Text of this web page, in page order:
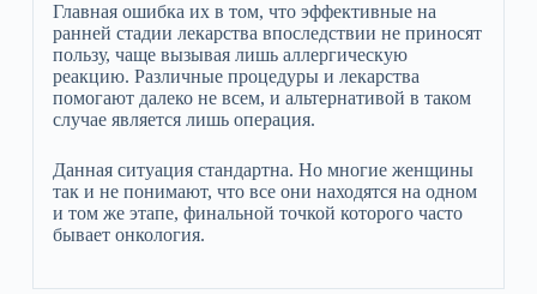
Главная ошибка их в том, что эффективные на
ранней стадии лекарства впоследствии не приносят
пользу, чаще вызывая лишь аллергическую
реакцию. Различные процедуры и лекарства
помогают далеко не всем, и альтернативой в таком
случае является лишь операция.
Данная ситуация стандартна. Но многие женщины
так и не понимают, что все они находятся на одном
и том же этапе, финальной точкой которого часто
бывает онкология.